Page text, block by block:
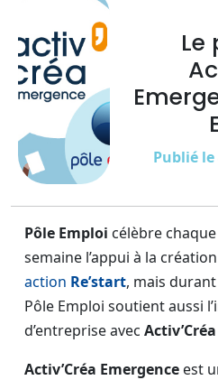
Le
Publié le
Pôle Emploi célèbre
semaine l’appui à la
action Re’start, mais
Pôle Emploi soutient aussi
d’entreprise avec
Activ’Créa Emergence est